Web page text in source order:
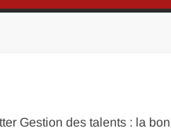
Gestion des talents : la